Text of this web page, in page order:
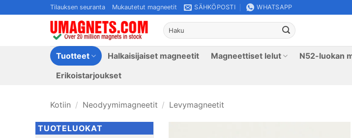
sisältöön
Tilauksen seuranta Mukautetut magneetit SÄHKÖPOSTI WHATSAPP
Etsi:
Tuotteet Halkaisijaiset magneetit Magneettiset lelut N52-luokan
Erikoistarjoukset
Kotiin / Neodyymimagneetit / Levymagneetit
TUOTELUOKAT